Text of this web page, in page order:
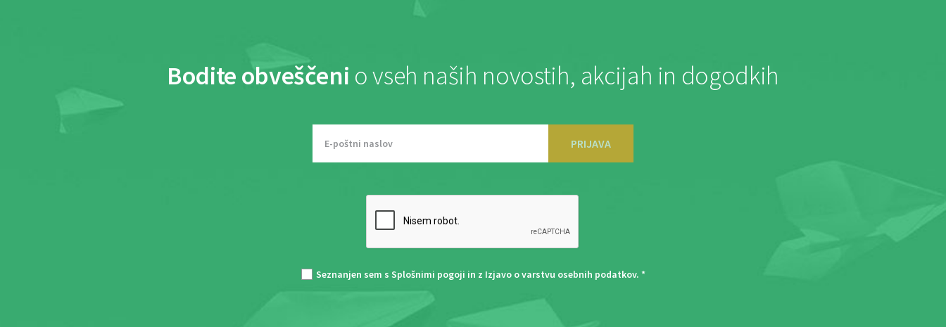
Bodite obveščeni o vseh naših novostih, akcijah in dogodkih
PRIJAVA
Seznanjen sem s Splošnimi pogoji in z Izjavo o varstvu osebnih podatkov. *